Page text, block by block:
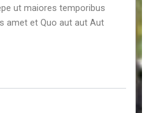
ut maiores temporibus
amet et Quo aut aut Aut